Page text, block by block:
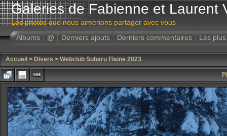
Galeries de Fabienne et Laurent
Les photos que nous aimerions partager avec vous
Albums
@ Derniers ajouts Derniers commentaires Les
Accueil > Divers > Webclub Subaru Flaine 2023